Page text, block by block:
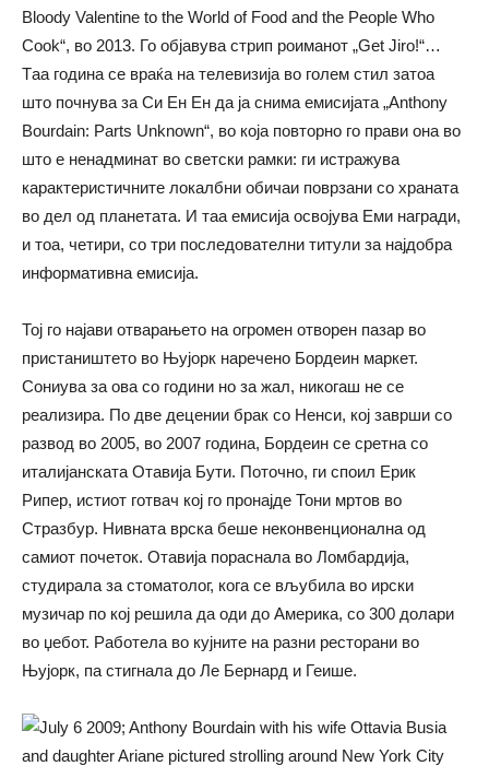
Bloody Valentine to the World of Food and the People Who
Cook“, во 2013. Го објавува стрип роиманот „Get Jiro!“…
Tаа година се враќа на телевизија во голем стил затоа
што почнува за Си Ен Ен да ја снима емисијата „Anthony
Bourdain: Parts Unknown“, во која повторно го прави она во
што е ненадминат во светски рамки: ги истражува
карактеристичните локалбни обичаи поврзани со храната
во дел од планетата. И таа емисија освојува Еми награди,
и тоа, четири, со три последователни титули за најдобра
информативна емисија.
Тој го најави отварањето на огромен отворен пазар во
пристаништето во Њујорк наречено Бордеин маркет.
Сониува за ова со години но за жал, никогаш не се
реализира. По две децении брак со Ненси, кој заврши со
развод во 2005, во 2007 година, Бордеин се сретна со
италијанската Отавија Бути. Поточно, ги споил Ерик
Рипер, истиот готвач кој го пронајде Тони мртов во
Стразбур. Нивната врска беше неконвенционална од
самиот почеток. Oтавија пораснала во Ломбардија,
студирала за стоматолог, кога се вљубила во ирски
музичар по кој решила да оди до Америка, со 300 долари
во џебот. Работела во кујните на разни ресторани во
Њујорк, па стигнала до Ле Бернард и Геише.